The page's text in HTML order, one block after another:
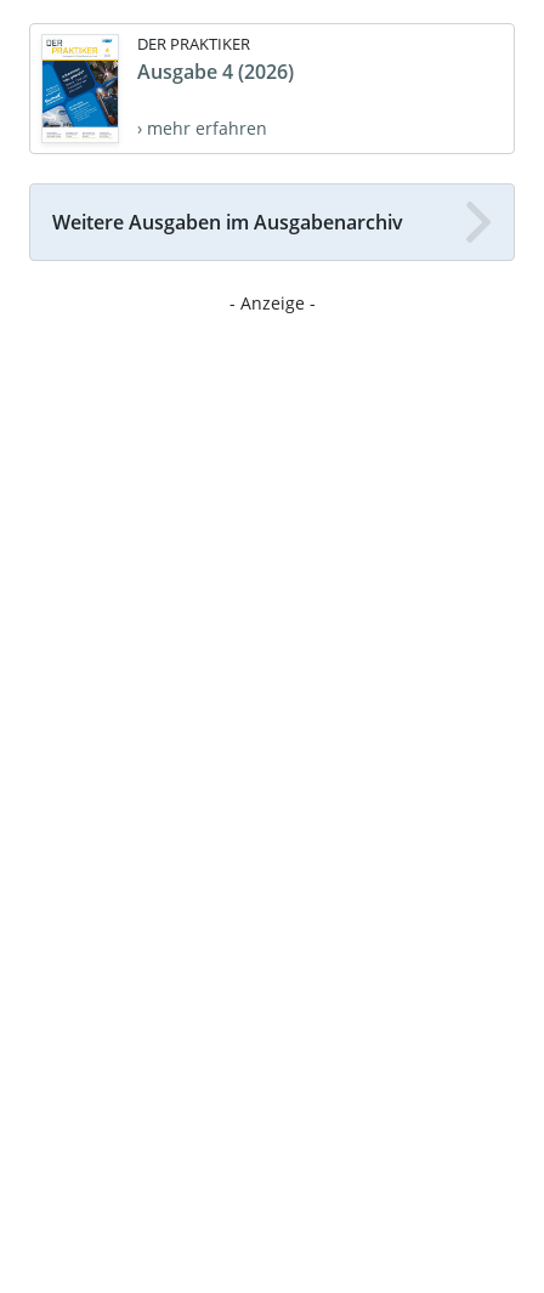
DER PRAKTIKER
Ausgabe 4 (2026)
› mehr erfahren
Weitere Ausgaben im Ausgabenarchiv
- Anzeige -